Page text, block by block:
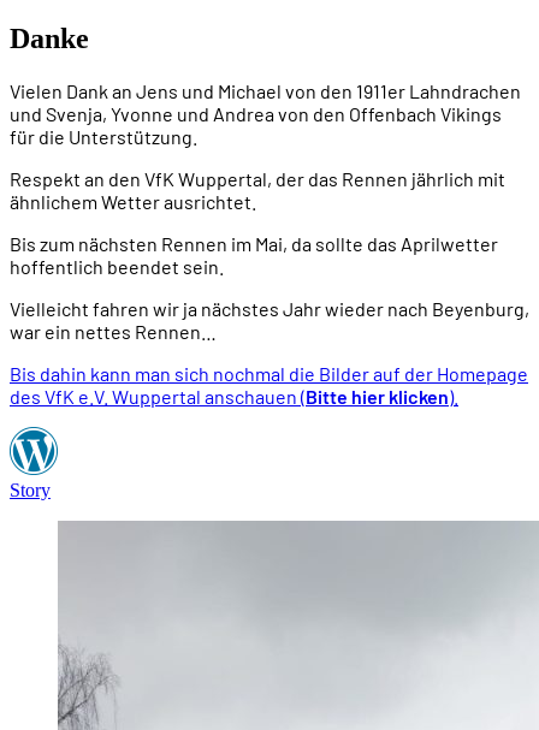
Danke
Vielen Dank an Jens und Michael von den 1911er Lahndrachen
und Svenja, Yvonne und Andrea von den Offenbach Vikings
für die Unterstützung.
Respekt an den VfK Wuppertal, der das Rennen jährlich mit
ähnlichem Wetter ausrichtet.
Bis zum nächsten Rennen im Mai, da sollte das Aprilwetter
hoffentlich beendet sein.
Vielleicht fahren wir ja nächstes Jahr wieder nach Beyenburg,
war ein nettes Rennen…
Bis dahin kann man sich nochmal die Bilder auf der Homepage
des VfK e.V. Wuppertal anschauen (Bitte hier klicken).
Story